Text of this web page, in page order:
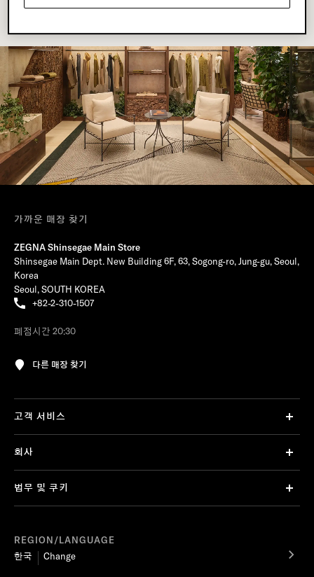
가까운 매장 찾기
ZEGNA Shinsegae Main Store
Shinsegae Main Dept. New Building 6F, 63, Sogong-ro, Jung-gu, Seoul,
Korea
Seoul, SOUTH KOREA
+82-2-310-1507
폐점시간 20:30
다른 매장 찾기
REGION/LANGUAGE
한국
Change
고객 서비스
회사
법무 및 쿠키